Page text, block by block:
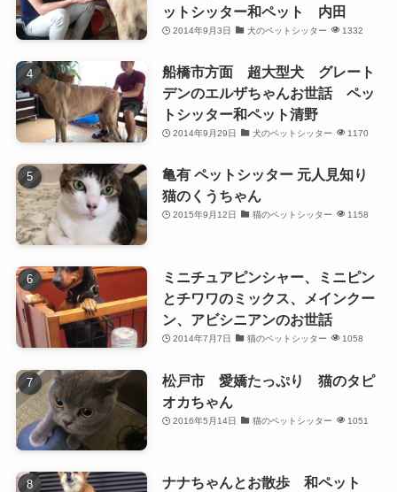
ットシッター和ペット 内田
2014年9月3日 犬のペットシッター 1332
船橋市方面 超大型犬 グレート
デンのエルザちゃんお世話 ペッ
トシッター和ペット清野
2014年9月29日 犬のペットシッター 1170
亀有 ペットシッター 元人見知り
猫のくうちゃん
2015年9月12日 猫のペットシッター 1158
ミニチュアピンシャー、ミニピン
とチワワのミックス、メインクー
ン、アビシニアンのお世話
2014年7月7日 猫のペットシッター 1058
松戸市 愛嬌たっぷり 猫のタピ
オカちゃん
2016年5月14日 猫のペットシッター 1051
ナナちゃんとお散歩 和ペット